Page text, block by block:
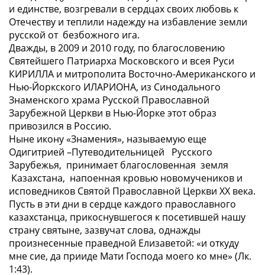
и единстве, возгревали в сердцах своих любовь к
Отечеству и теплили надежду на избавление земли
русской от безбожного ига.
Дважды, в 2009 и 2010 году, по благословению
Святейшего Патриарха Московского и всея Руси
КИРИЛЛА и митрополита Восточно-Американского и
Нью-Йоркского ИЛАРИОНА, из Синодального
Знаменского храма Русской Православной
Зарубежной Церкви в Нью-Йорке этот образ
привозился в Россию.
Ныне икону «Знамения», называемую еще
Одигитрией –Путеводительницей Русского
Зарубежья, принимает благословенная земля
Казахстана, напоенная кровью новомучеников и
исповедников Святой Православной Церкви XX века.
Пусть в эти дни в сердце каждого православного
казахстанца, прикоснувшегося к посетившей нашу
страну святыне, зазвучат слова, однажды
произнесенные праведной Елизаветой: «и откуду
мне сие, да прииде Мати Господа моего ко мне» (Лк.
1:43).